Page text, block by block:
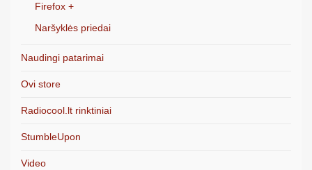
Firefox +
Naršyklės priedai
Naudingi patarimai
Ovi store
Radiocool.lt rinktiniai
StumbleUpon
Video